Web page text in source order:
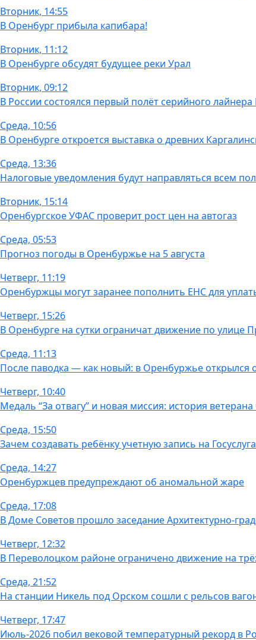
Вторник, 14:55
В Оренбург прибыла капибара!
Вторник, 11:12
В Оренбурге обсудят будущее реки Урал
Вторник, 09:12
В России состоялся первый полёт серийного
Среда, 10:56
В Оренбурге откроется выставка о древних
Среда, 13:36
Налоговые уведомления будут направляться всем
Вторник, 15:14
Оренбургское УФАС проверит рост цен на автогаз
Среда, 05:53
Прогноз погоды в Оренбуржье на 5 августа
Четверг, 11:19
Оренбуржцы могут заранее пополнить ЕНС для
Четверг, 15:26
В Оренбурге на сутки ограничат движение по улице
Среда, 11:13
После паводка — как новый: в Оренбуржье открылся
Четверг, 10:40
Медаль “За отвагу” и новая миссия: история
Среда, 15:50
Зачем создавать ребёнку учетную запись на
Среда, 14:27
Оренбуржцев предупреждают об аномальной жаре
Среда, 17:08
В Доме Советов прошло заседание Архитектурно-
Четверг, 12:32
В Переволоцком районе ограничено движение на
Среда, 21:52
На станции Никель под Орском сошли с рельсов
Четверг, 17:47
Июль-2026 побил вековой температурный рекорд в